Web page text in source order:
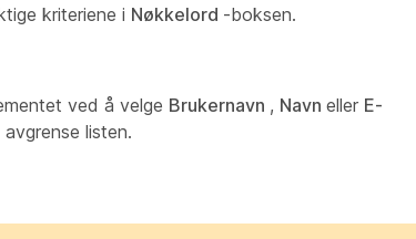
kriteriene i Nøkkelord -boksen.
ved å velge Brukernavn , Navn eller E-
listen.